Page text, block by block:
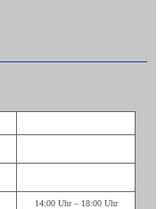
14:00 Uhr – 18:00 Uhr